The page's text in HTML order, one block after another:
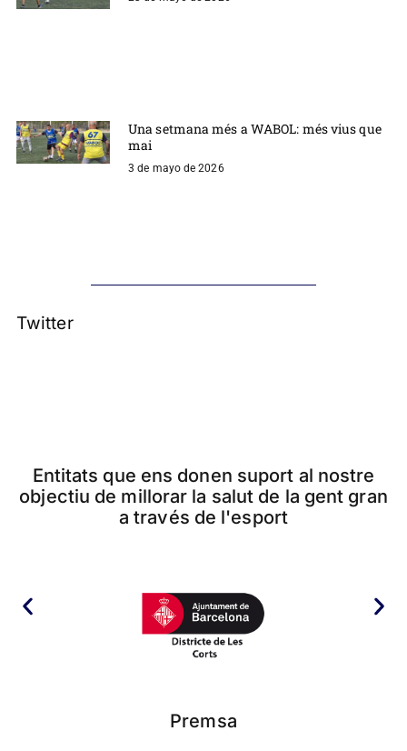
Una setmana més a WABOL: més vius que
mai
3 de mayo de 2026
Twitter
Entitats que ens donen suport al nostre
objectiu de millorar la salut de la gent gran
a través de l'esport
Premsa